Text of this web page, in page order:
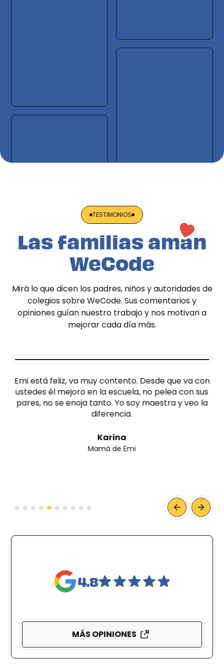
TESTIMONIOS
Las familias aman
WeCode
Mirá lo que dicen los padres, niños y autoridades de
colegios sobre WeCode. Sus comentarios y
opiniones guían nuestro trabajo y nos motivan a
mejorar cada día más.
Emi está feliz, va muy contento. Desde que va con
ustedes él mejoro en la escuela, no pelea con sus
pares, no se enoja tanto. Yo soy maestra y veo la
diferencia.
Karina
Mamá de Emi
4.8
MÁS OPINIONES